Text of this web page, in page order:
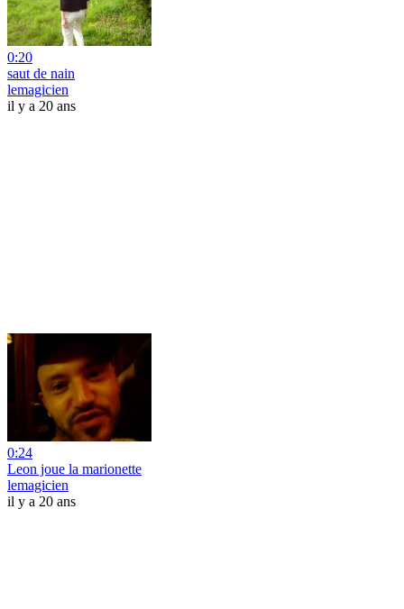
0:20
saut de nain
lemagicien
il y a 20 ans
0:24
Leon joue la marionette
lemagicien
il y a 20 ans